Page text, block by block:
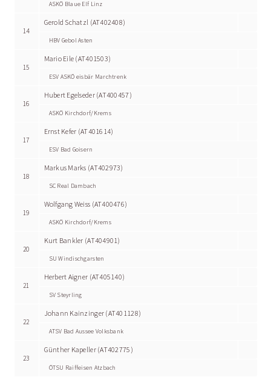
ASKÖ Blaue Elf Linz
14
Gerold Schatzl (AT402408)
HBV Gebol Asten
15
Mario Eile (AT401503)
ESV ASKÖ eisbär Marchtrenk
16
Hubert Egelseder (AT400457)
ASKÖ Kirchdorf/Krems
17
Ernst Kefer (AT401614)
ESV Bad Goisern
18
Markus Marks (AT402973)
SC Real Dambach
19
Wolfgang Weiss (AT400476)
ASKÖ Kirchdorf/Krems
20
Kurt Bankler (AT404901)
SU Windischgarsten
21
Herbert Aigner (AT405140)
SV Steyrling
22
Johann Kainzinger (AT401128)
ATSV Bad Aussee Volksbank
23
Günther Kapeller (AT402775)
ÖTSU Raiffeisen Atzbach